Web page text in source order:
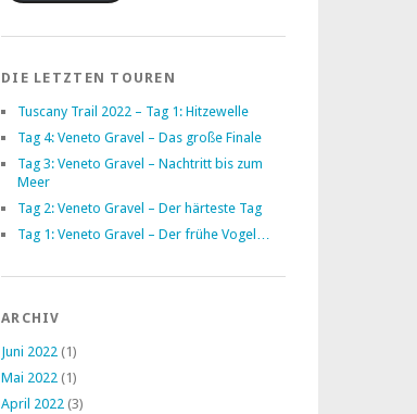
DIE LETZTEN TOUREN
Tuscany Trail 2022 – Tag 1: Hitzewelle
Tag 4: Veneto Gravel – Das große Finale
Tag 3: Veneto Gravel – Nachtritt bis zum
Meer
Tag 2: Veneto Gravel – Der härteste Tag
Tag 1: Veneto Gravel – Der frühe Vogel…
ARCHIV
Juni 2022 (1)
Mai 2022 (1)
April 2022 (3)